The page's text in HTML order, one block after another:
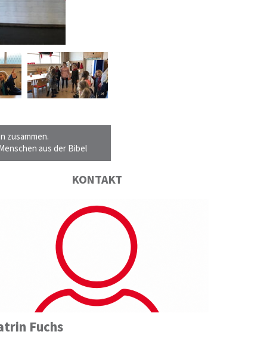
zusammen.
aus der Bibel
KONTAKT
Fuchs